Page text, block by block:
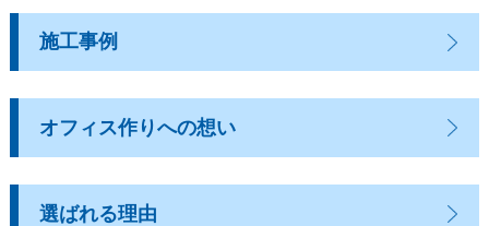
施工事例
オフィス作りへの想い
選ばれる理由